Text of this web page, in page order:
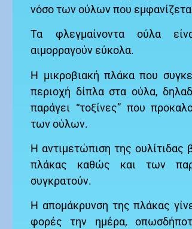
νόσο των ούλων που
Τα φλεγμαίνοντα ούλα
αιμορραγούν εύκολα.
Η μικροβιακή πλάκα που
περιοχή δίπλα στα ούλα,
παράγει “τοξίνες” που
των ούλων.
Η αντιμετώπιση της ουλίτιδας
πλάκας καθώς και των
συγκρατούν.
Η απομάκρυνση της πλάκας
φορές την ημέρα,